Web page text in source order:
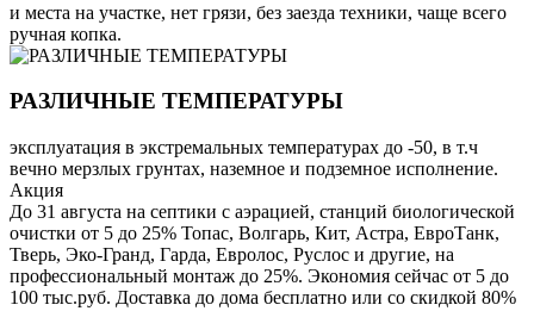
и места на участке, нет грязи, без заезда техники, чаще всего
ручная копка.
РАЗЛИЧНЫЕ ТЕМПЕРАТУРЫ
эксплуатация в экстремальных температурах до -50, в т.ч
вечно мерзлых грунтах, наземное и подземное исполнение.
Акция
До 31 августа на септики с аэрацией, станций биологической
очистки от 5 до 25% Топас, Волгарь, Кит, Астра, ЕвроТанк,
Тверь, Эко-Гранд, Гарда, Евролос, Руслос и другие, на
профессиональный монтаж до 25%. Экономия сейчас от 5 до
100 тыс.руб. Доставка до дома бесплатно или со скидкой 80%